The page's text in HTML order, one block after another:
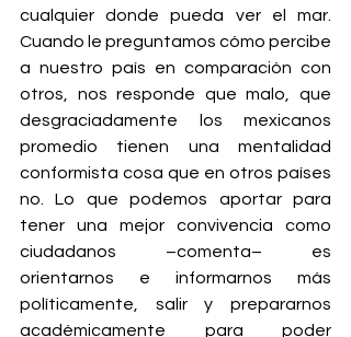
cualquier donde pueda ver el mar.
Cuando le preguntamos cómo percibe
a nuestro país en comparación con
otros, nos responde que malo, que
desgraciadamente los mexicanos
promedio tienen una mentalidad
conformista cosa que en otros países
no. Lo que podemos aportar para
tener una mejor convivencia como
ciudadanos –comenta– es
orientarnos e informarnos más
políticamente, salir y prepararnos
académicamente para poder